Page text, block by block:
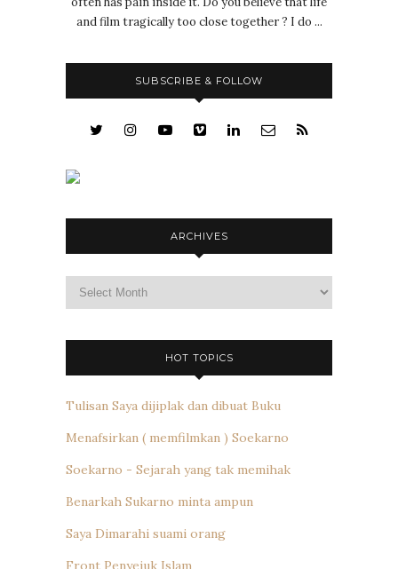
and film tragically too close together ? I do ...
SUBSCRIBE & FOLLOW
ARCHIVES
HOT TOPICS
Tulisan Saya dijiplak dan dibuat Buku
Menafsirkan ( memfilmkan ) Soekarno
Soekarno - Sejarah yang tak memihak
Benarkah Sukarno minta ampun
Saya Dimarahi suami orang